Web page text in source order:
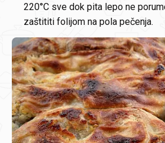
220°C sve dok pita lepo ne
zaštititi folijom na pola pečenja.